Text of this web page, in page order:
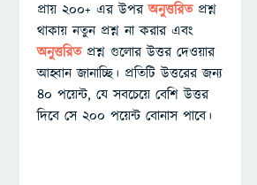
প্রায় ২০০+ এর উপরঅনুত্তরিতপ্রশ্ন
থাকায় নতুন প্রশ্ন না করার এবং
অনুত্তরিত প্রশ্ন গুলোর উত্তর দেওয়ার
আহ্বান জানাচ্ছি। প্রতিটি উত্তরের জন্য
৪০ পয়েন্ট, যে সবচেয়ে বেশি উত্তর
দিবে সে ২০০ পয়েন্ট বোনাস পাবে।